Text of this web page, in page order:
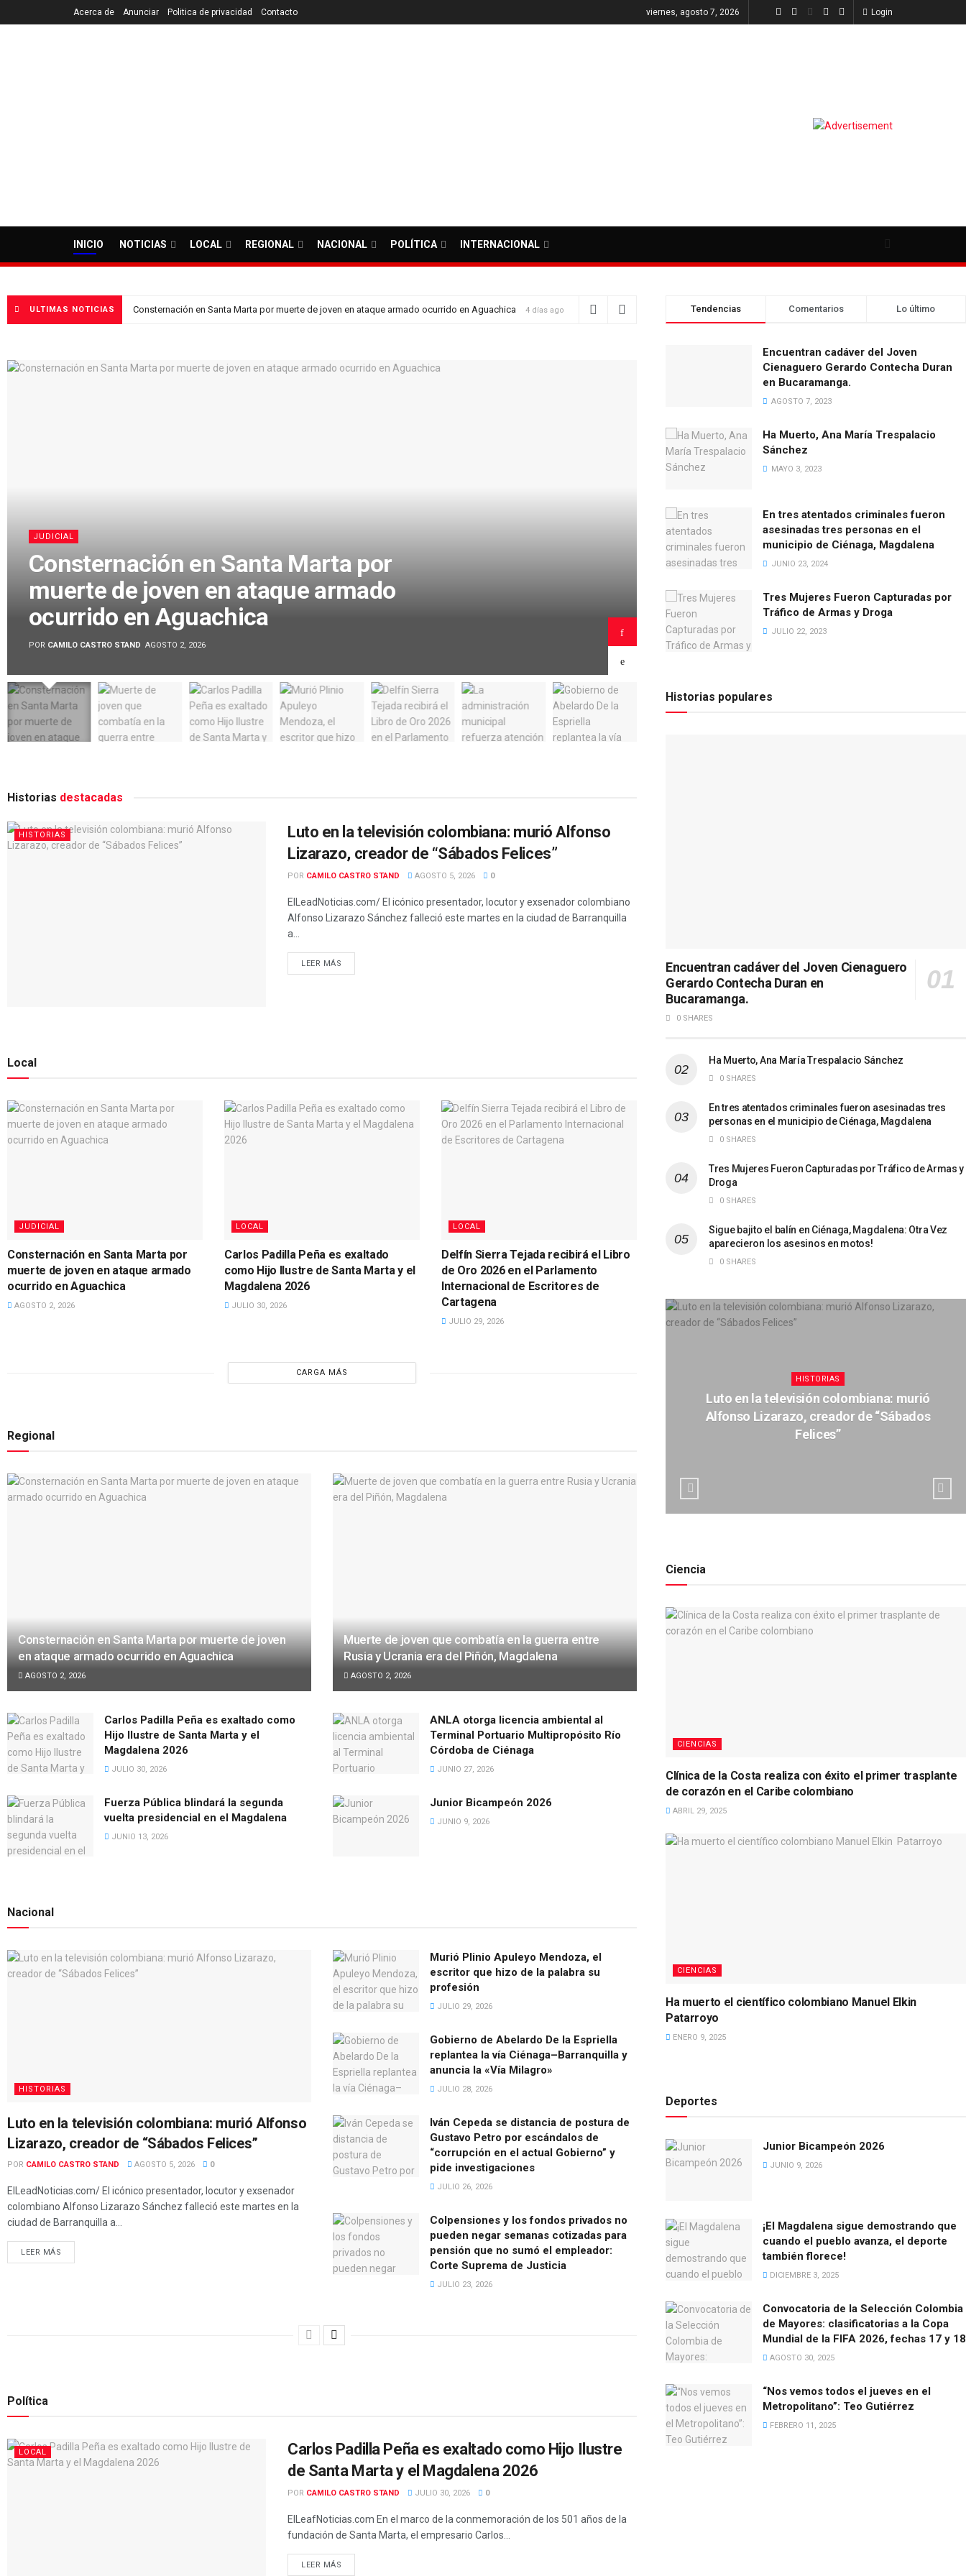
Acerca de Anunciar Politica de privacidad Contacto viernes, agosto 7, 2026 Login
INICIO NOTICIAS LOCAL REGIONAL NACIONAL POLÍTICA INTERNACIONAL
ULTIMAS NOTICIAS Consternación en Santa Marta por muerte de joven en ataque armado ocurrido en Aguachica 4 días ago
JUDICIAL
Consternación en Santa Marta por
muerte de joven en ataque armado
ocurrido en Aguachica
POR CAMILO CASTRO STAND AGOSTO 2, 2026
JUDICIAL
Muerte de joven que
guerra entre Rusia y Ucrania
Piñón, Magdalena
PORCAMILO CASTRO STAND
Historias destacadas
HISTORIAS
Luto en la televisión colombiana: murió Alfonso
Lizarazo, creador de “Sábados Felices”
POR CAMILO CASTRO STAND AGOSTO 5, 2026 0
ElLeadNoticias.com/ El icónico presentador, locutor y exsenador colombiano
Alfonso Lizarazo Sánchez falleció este martes en la ciudad de Barranquilla
a...
LEER MÁS
Local
JUDICIAL
Consternación en Santa Marta por
muerte de joven en ataque armado
ocurrido en Aguachica
AGOSTO 2, 2026
LOCAL
Carlos Padilla Peña es exaltado
como Hijo Ilustre de Santa Marta y el
Magdalena 2026
JULIO 30, 2026
LOCAL
Delfín Sierra Tejada recibirá el Libro
de Oro 2026 en el Parlamento
Internacional de Escritores de
Cartagena
JULIO 29, 2026
CARGA MÁS
Regional
Consternación en Santa Marta por muerte de joven
en ataque armado ocurrido en Aguachica
AGOSTO 2, 2026
Muerte de joven que combatía en la guerra entre
Rusia y Ucrania era del Piñón, Magdalena
AGOSTO 2, 2026
Carlos Padilla Peña es exaltado como
Hijo Ilustre de Santa Marta y el
Magdalena 2026
JULIO 30, 2026
ANLA otorga licencia ambiental al
Terminal Portuario Multipropósito Río
Córdoba de Ciénaga
JUNIO 27, 2026
Fuerza Pública blindará la segunda
vuelta presidencial en el Magdalena
JUNIO 13, 2026
Junior Bicampeón 2026
JUNIO 9, 2026
Nacional
HISTORIAS
Luto en la televisión colombiana: murió Alfonso
Lizarazo, creador de “Sábados Felices”
POR CAMILO CASTRO STAND AGOSTO 5, 2026 0
ElLeadNoticias.com/ El icónico presentador, locutor y exsenador
colombiano Alfonso Lizarazo Sánchez falleció este martes en la
ciudad de Barranquilla a...
LEER MÁS
Murió Plinio Apuleyo Mendoza, el
escritor que hizo de la palabra su
profesión
JULIO 29, 2026
Gobierno de Abelardo De la Espriella
replantea la vía Ciénaga–Barranquilla y
anuncia la «Vía Milagro»
JULIO 28, 2026
Iván Cepeda se distancia de postura de
Gustavo Petro por escándalos de
“corrupción en el actual Gobierno” y
pide investigaciones
JULIO 26, 2026
Colpensiones y los fondos privados no
pueden negar semanas cotizadas para
pensión que no sumó el empleador:
Corte Suprema de Justicia
JULIO 23, 2026
Política
LOCAL
Carlos Padilla Peña es exaltado como Hijo Ilustre
de Santa Marta y el Magdalena 2026
POR CAMILO CASTRO STAND JULIO 30, 2026 0
ElLeafNoticias.com En el marco de la conmemoración de los 501 años de la
fundación de Santa Marta, el empresario Carlos...
LEER MÁS
Tendencias Comentarios Lo último
Encuentran cadáver del Joven
Cienaguero Gerardo Contecha Duran
en Bucaramanga.
AGOSTO 7, 2023
Ha Muerto, Ana María Trespalacio
Sánchez
MAYO 3, 2023
En tres atentados criminales fueron
asesinadas tres personas en el
municipio de Ciénaga, Magdalena
JUNIO 23, 2024
Tres Mujeres Fueron Capturadas por
Tráfico de Armas y Droga
JULIO 22, 2023
Historias populares
Encuentran cadáver del Joven Cienaguero
Gerardo Contecha Duran en
Bucaramanga.
0 SHARES
Ha Muerto, Ana María Trespalacio Sánchez
0 SHARES
En tres atentados criminales fueron asesinadas tres
personas en el municipio de Ciénaga, Magdalena
0 SHARES
Tres Mujeres Fueron Capturadas por Tráfico de Armas y
Droga
0 SHARES
Sigue bajito el balín en Ciénaga, Magdalena: Otra Vez
aparecieron los asesinos en motos!
0 SHARES
HISTORIAS
Luto en la televisión colombiana: murió
Alfonso Lizarazo, creador de “Sábados
Felices”
Ciencia
CIENCIAS
Clínica de la Costa realiza con éxito el primer trasplante
de corazón en el Caribe colombiano
ABRIL 29, 2025
CIENCIAS
Ha muerto el científico colombiano Manuel Elkin
Patarroyo
ENERO 9, 2025
Deportes
Junior Bicampeón 2026
JUNIO 9, 2026
¡El Magdalena sigue demostrando que
cuando el pueblo avanza, el deporte
también florece!
DICIEMBRE 3, 2025
Convocatoria de la Selección Colombia
de Mayores: clasificatorias a la Copa
Mundial de la FIFA 2026, fechas 17 y 18
AGOSTO 30, 2025
“Nos vemos todos el jueves en el
Metropolitano”: Teo Gutiérrez
FEBRERO 11, 2025